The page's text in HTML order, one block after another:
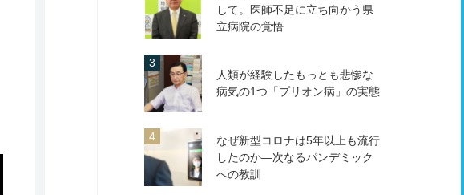
して。医師不足に立ち向かう県
立病院の覚悟
人類が経験したもっとも悲惨な
病気の1つ「プリオン病」の実態
なぜ新型コロナは5年以上も流行
したのか―次なるパンデミック
への教訓